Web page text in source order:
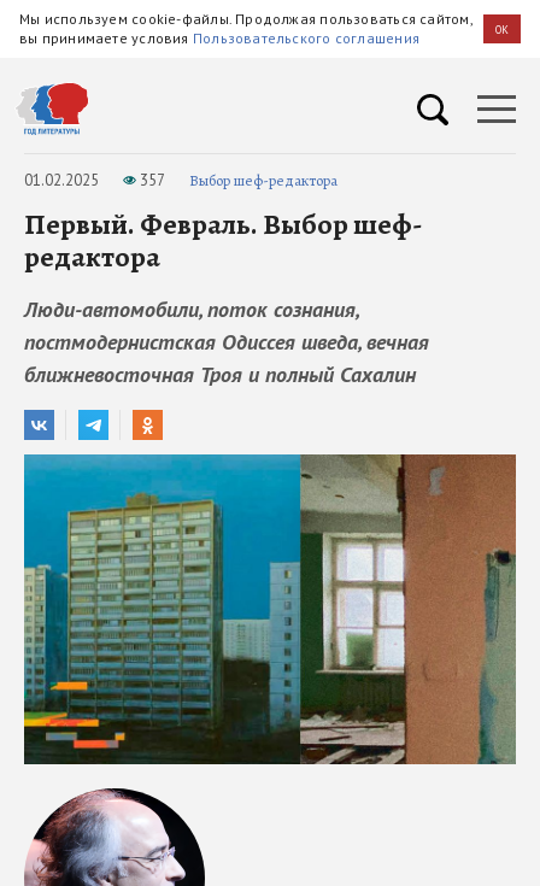
Мы используем cookie-файлы. Продолжая пользоваться сайтом,
вы принимаете условия Пользовательского соглашения OK
01.02.2025 357 Выбор шеф-редактора
Первый. Февраль. Выбор шеф-
редактора
Люди-автомобили, поток сознания,
постмодернистская Одиссея шведа, вечная
ближневосточная Троя и полный Сахалин